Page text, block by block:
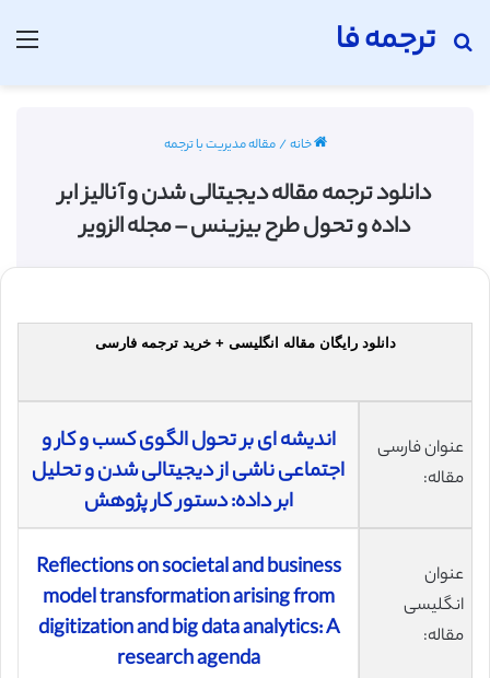
ترجمه فا
جستجو برای
خانه/مقاله مدیریت با ترجمه
دانلود ترجمه مقاله دیجیتالی‌ شدن و آنالیز ابر
داده و تحول طرح بیزینس – مجله الزویر
دانلود رایگان مقاله انگلیسی + خرید ترجمه فارسی
عنوان فارسی
مقاله:
اندیشه‌ ای بر تحول الگوی کسب و کار و
اجتماعی ناشی از دیجیتالی‌ شدن و تحلیل
ابر داده: دستور کار پژوهش
عنوان
انگلیسی
مقاله:
Reflections on societal and business
model transformation arising from
digitization and big data analytics: A
research agenda